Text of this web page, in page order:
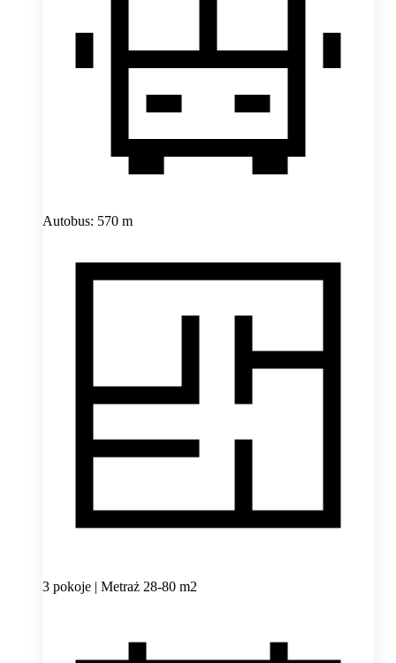
Autobus: 570 m
3 pokoje | Metraż 28-80 m2